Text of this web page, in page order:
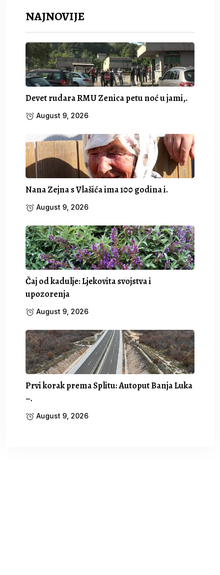
NAJNOVIJE
Devet rudara RMU Zenica petu noć u jami,.
August 9, 2026
Nana Zejna s Vlašića ima 100 godina i.
August 9, 2026
Čaj od kadulje: Ljekovita svojstva i
upozorenja
August 9, 2026
Prvi korak prema Splitu: Autoput Banja Luka
–.
August 9, 2026